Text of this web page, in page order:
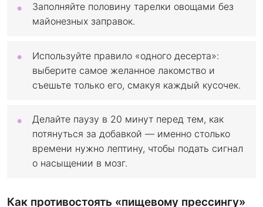
Заполняйте половину тарелки овощами без
майонезных заправок.
Используйте правило «одного десерта»:
выберите самое желанное лакомство и
съешьте только его, смакуя каждый кусочек.
Делайте паузу в 20 минут перед тем, как
потянуться за добавкой — именно столько
времени нужно лептину, чтобы подать сигнал
о насыщении в мозг.
Как противостоять «пищевому прессингу»